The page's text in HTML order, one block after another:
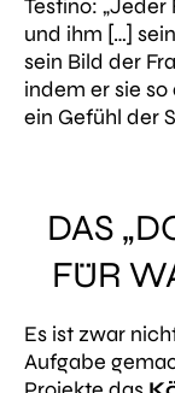
Testino: „Jeder
und ihm […]
sein Bild der
indem er sie so
ein Gefühl der
DAS
FÜR
Es ist zwar
Aufgabe